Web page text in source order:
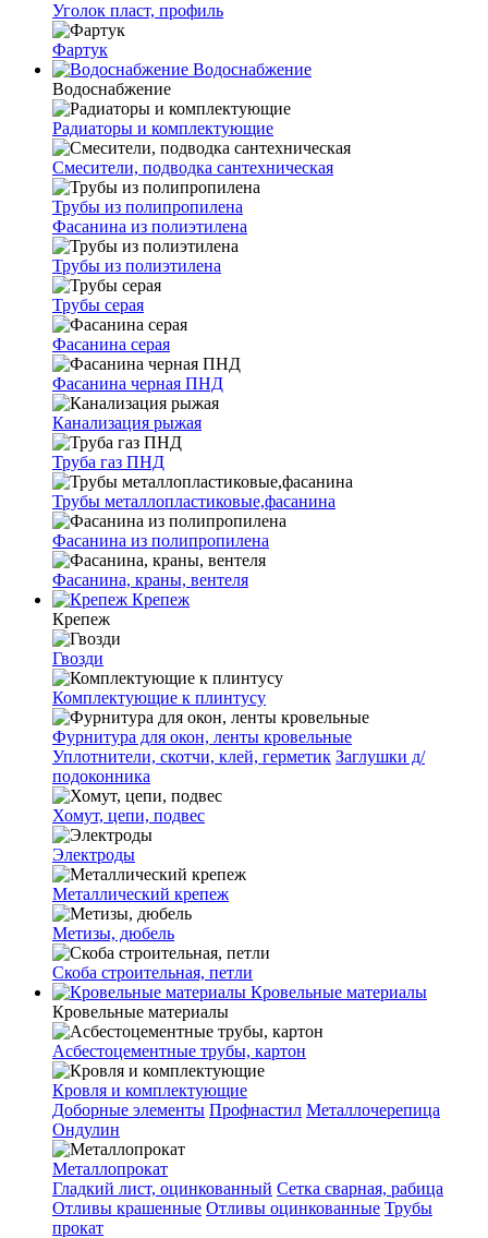
Уголок пласт, профиль
Фартук
Водоснабжение
Водоснабжение
Радиаторы и комплектующие
Смесители, подводка сантехническая
Трубы из полипропилена
Фасанина из полиэтилена
Трубы из полиэтилена
Трубы серая
Фасанина серая
Фасанина черная ПНД
Канализация рыжая
Труба газ ПНД
Трубы металлопластиковые,фасанина
Фасанина из полипропилена
Фасанина, краны, вентеля
Крепеж
Крепеж
Гвозди
Комплектующие к плинтусу
Фурнитура для окон, ленты кровельные
Уплотнители, скотчи, клей, герметик Заглушки д/
подоконника
Хомут, цепи, подвес
Электроды
Металлический крепеж
Метизы, дюбель
Скоба строительная, петли
Кровельные материалы
Кровельные материалы
Асбестоцементные трубы, картон
Кровля и комплектующие
Доборные элементы Профнастил Металлочерепица
Ондулин
Металлопрокат
Гладкий лист, оцинкованный Сетка сварная, рабица
Отливы крашенные Отливы оцинкованные Трубы
прокат